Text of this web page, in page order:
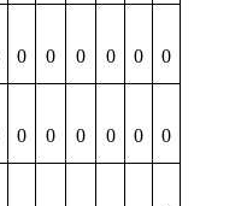
0 0 0 0 0 0
0 0 0 0 0 0